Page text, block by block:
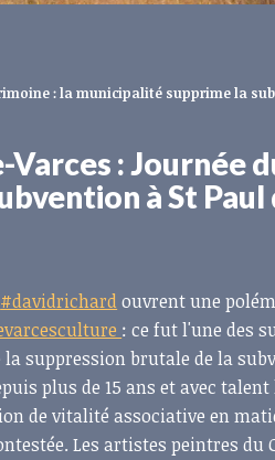
: la municipalité supprime la
: Journée
à St
#davidrichardouvrent une
: ce fut l'une des
suppression brutale de la
plus de 15 ans et avec
de vitalité associative en
Les artistes peintres du